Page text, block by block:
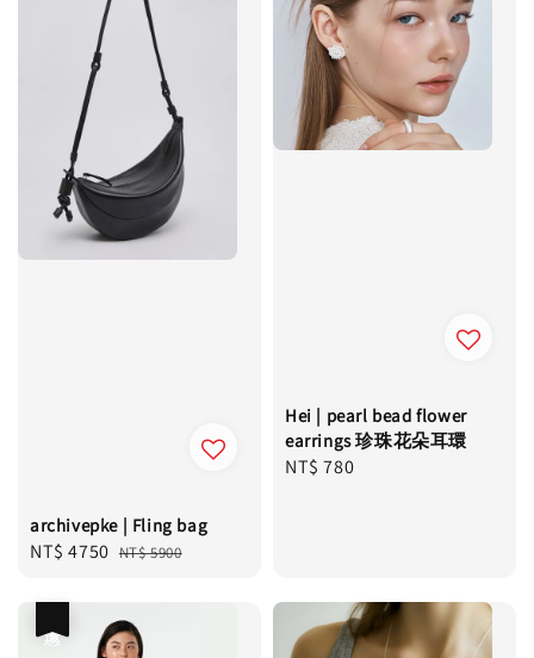
archivepke | Fling bag
Sale
NT$ 4750 Regular
NT$ 5900
Hei | pearl bead flower
earrings 珍珠花朵耳環
Regular
NT$ 780